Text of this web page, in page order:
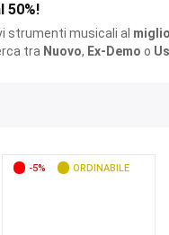
50%!
strumenti musicali al
tra Nuovo, Ex-Demo o
-5% ORDINABILE